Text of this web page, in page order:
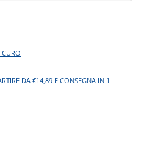
DA €14,89 E CONSEGNA IN 1